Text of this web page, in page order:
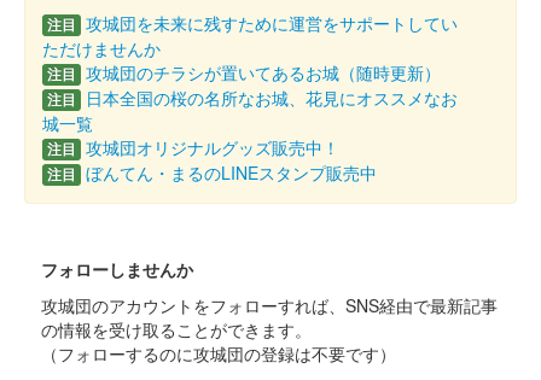
注目 攻城団を未来に残すために運営をサポートしてい
ただけませんか
注目 攻城団のチラシが置いてあるお城（随時更新）
注目
日本全国の桜の名所なお城、花見にオススメなお
城一覧
注目 攻城団オリジナルグッズ販売中！
注目 ぼんてん・まるのLINEスタンプ販売中
フォローしませんか
攻城団のアカウントをフォローすれば、SNS経由で最新記事
の情報を受け取ることができます。
（フォローするのに攻城団の登録は不要です）